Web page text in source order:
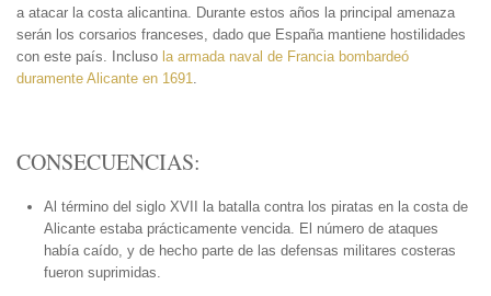
a atacar la costa alicantina. Durante estos años la principal amenaza
serán los corsarios franceses, dado que España mantiene hostilidades
con este país. Incluso la armada naval de Francia bombardeó
duramente Alicante en 1691
CONSECUENCIAS:
Al término del siglo XVII la batalla contra los piratas en la costa de
Alicante estaba prácticamente vencida. El número de ataques
había caído, y de hecho parte de las defensas militares costeras
fueron suprimidas.